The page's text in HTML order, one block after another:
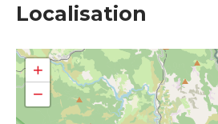
Localisation
+
−